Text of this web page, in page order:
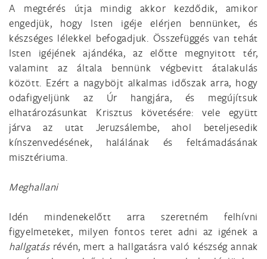
A megtérés útja mindig akkor kezdődik, amikor
engedjük, hogy Isten igéje elérjen bennünket, és
készséges lélekkel befogadjuk. Összefüggés van tehát
Isten igéjének ajándéka, az előtte megnyitott tér,
valamint az általa bennünk végbevitt átalakulás
között. Ezért a nagyböjt alkalmas időszak arra, hogy
odafigyeljünk az Úr hangjára, és megújítsuk
elhatározásunkat Krisztus követésére: vele együtt
járva az utat Jeruzsálembe, ahol beteljesedik
kínszenvedésének, halálának és feltámadásának
misztériuma.
Meghallani
Idén mindenekelőtt arra szeretném felhívni
figyelmeteket, milyen fontos teret adni az igének a
hallgatás révén, mert a hallgatásra való készség annak